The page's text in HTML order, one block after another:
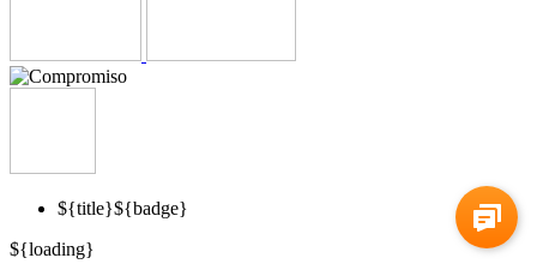
${title}${badge}
${loading}